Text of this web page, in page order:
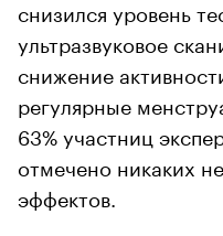
снизился уровень
ультразвуковое
снижение
регулярные
63% участниц
отмечено никаких
эффектов.